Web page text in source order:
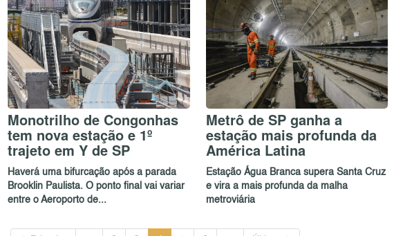
Monotrilho de Congonhas
tem nova estação e 1º
trajeto em Y de SP
Haverá uma bifurcação após a parada
Brooklin Paulista. O ponto final vai variar
entre o Aeroporto de...
Metrô de SP ganha a
estação mais profunda da
América Latina
Estação Água Branca supera Santa Cruz
e vira a mais profunda da malha
metroviária